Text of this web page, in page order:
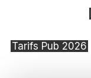
Tarifs Pub 2026